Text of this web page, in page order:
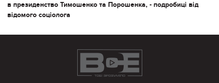
в президенство Тимошенко та Порошенка, - подробиці від
відомого соціолога